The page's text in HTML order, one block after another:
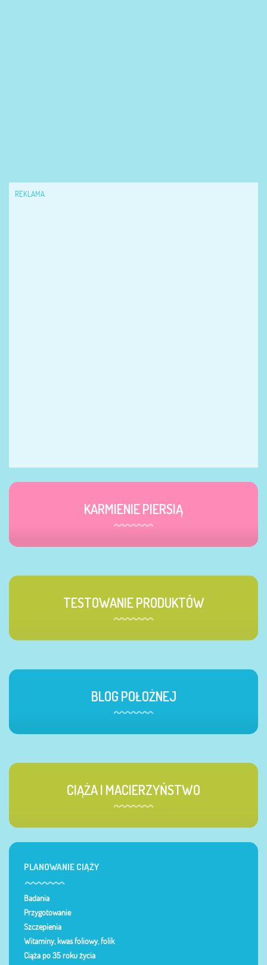
REKLAMA
KARMIENIE PIERSIĄ
TESTOWANIE PRODUKTÓW
BLOG POŁOŻNEJ
CIĄŻA I MACIERZYŃSTWO
PLANOWANIE CIĄŻY
Badania
Przygotowanie
Szczepienia
Witaminy, kwas foliowy, folik
Ciąża po 35 roku życia